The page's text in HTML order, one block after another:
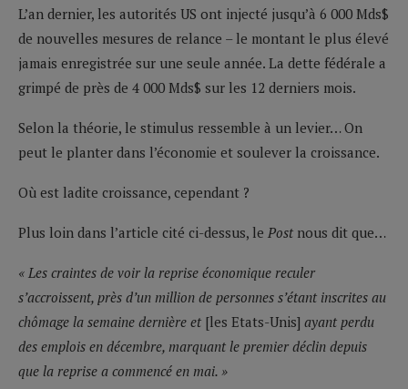
L’an dernier, les autorités US ont injecté jusqu’à 6 000 Mds$
de nouvelles mesures de relance – le montant le plus élevé
jamais enregistrée sur une seule année. La dette fédérale a
grimpé de près de 4 000 Mds$ sur les 12 derniers mois.
Selon la théorie, le stimulus ressemble à un levier… On
peut le planter dans l’économie et soulever la croissance.
Où est ladite croissance, cependant ?
Plus loin dans l’article cité ci-dessus, le Post nous dit que…
« Les craintes de voir la reprise économique reculer
s’accroissent, près d’un million de personnes s’étant inscrites au
chômage la semaine dernière et [les Etats-Unis] ayant perdu
des emplois en décembre, marquant le premier déclin depuis
que la reprise a commencé en mai. »